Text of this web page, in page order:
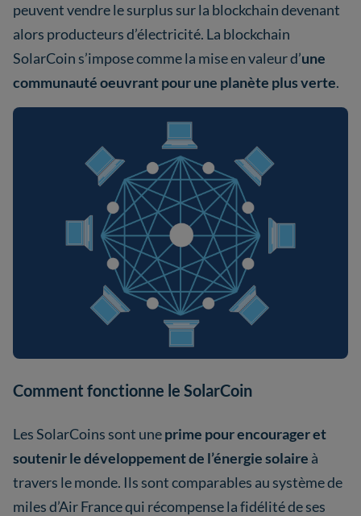
peuvent vendre le surplus sur la blockchain devenant
alors producteurs d’électricité. La blockchain
SolarCoin s’impose comme la mise en valeur d’une
communauté oeuvrant pour une planète plus verte.
Comment fonctionne le SolarCoin
Les SolarCoins sont uneprime pour encourager et
soutenir le développement de l’énergie solaire à
travers le monde. Ils sont comparables au système de
miles d’Air France qui récompense la fidélité de ses